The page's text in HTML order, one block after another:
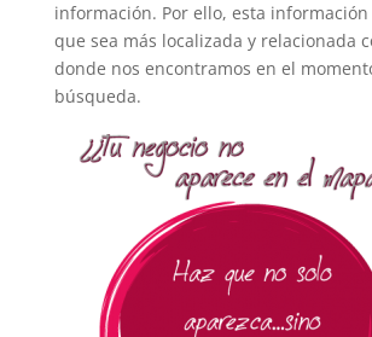
información. Por ello, esta
que sea más localizada y relacionada
donde nos encontramos en el
búsqueda.